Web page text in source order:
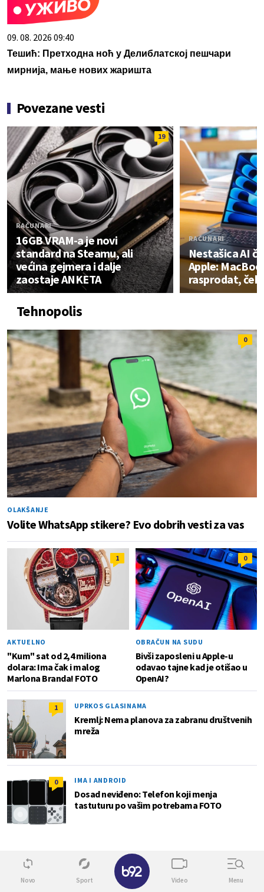
09. 08. 2026 09:40
Тешић: Претходна ноћ у Делиблатској пешчари
мирнија, мање нових жаришта
Povezane vesti
19
RAČUNARI
16GB VRAM-a je novi
standard na Steamu, ali
većina gejmera i dalje
zaostaje ANKETA
RAČUNARI
Nestašica AI
Apple:
rasprodat,
Tehnopolis
0
OLAKŠANJE
Volite WhatsApp stikere? Evo dobrih vesti za vas
1
AKTUELNO
"Kum" sat od 2,4 miliona
dolara: Ima čak i malog
Marlona Branda! FOTO
0
OBRAČUN NA SUDU
Bivši zaposleni u Apple-u
odavao tajne kad je otišao u
OpenAI?
1 UPRKOS GLASINAMA
Kremlj: Nema planova za zabranu društvenih
mreža
0 IMA I ANDROID
Dosad neviđeno: Telefon koji menja
tastuturu po vašim potrebama FOTO
Automobili
Novo Sport Video Menu